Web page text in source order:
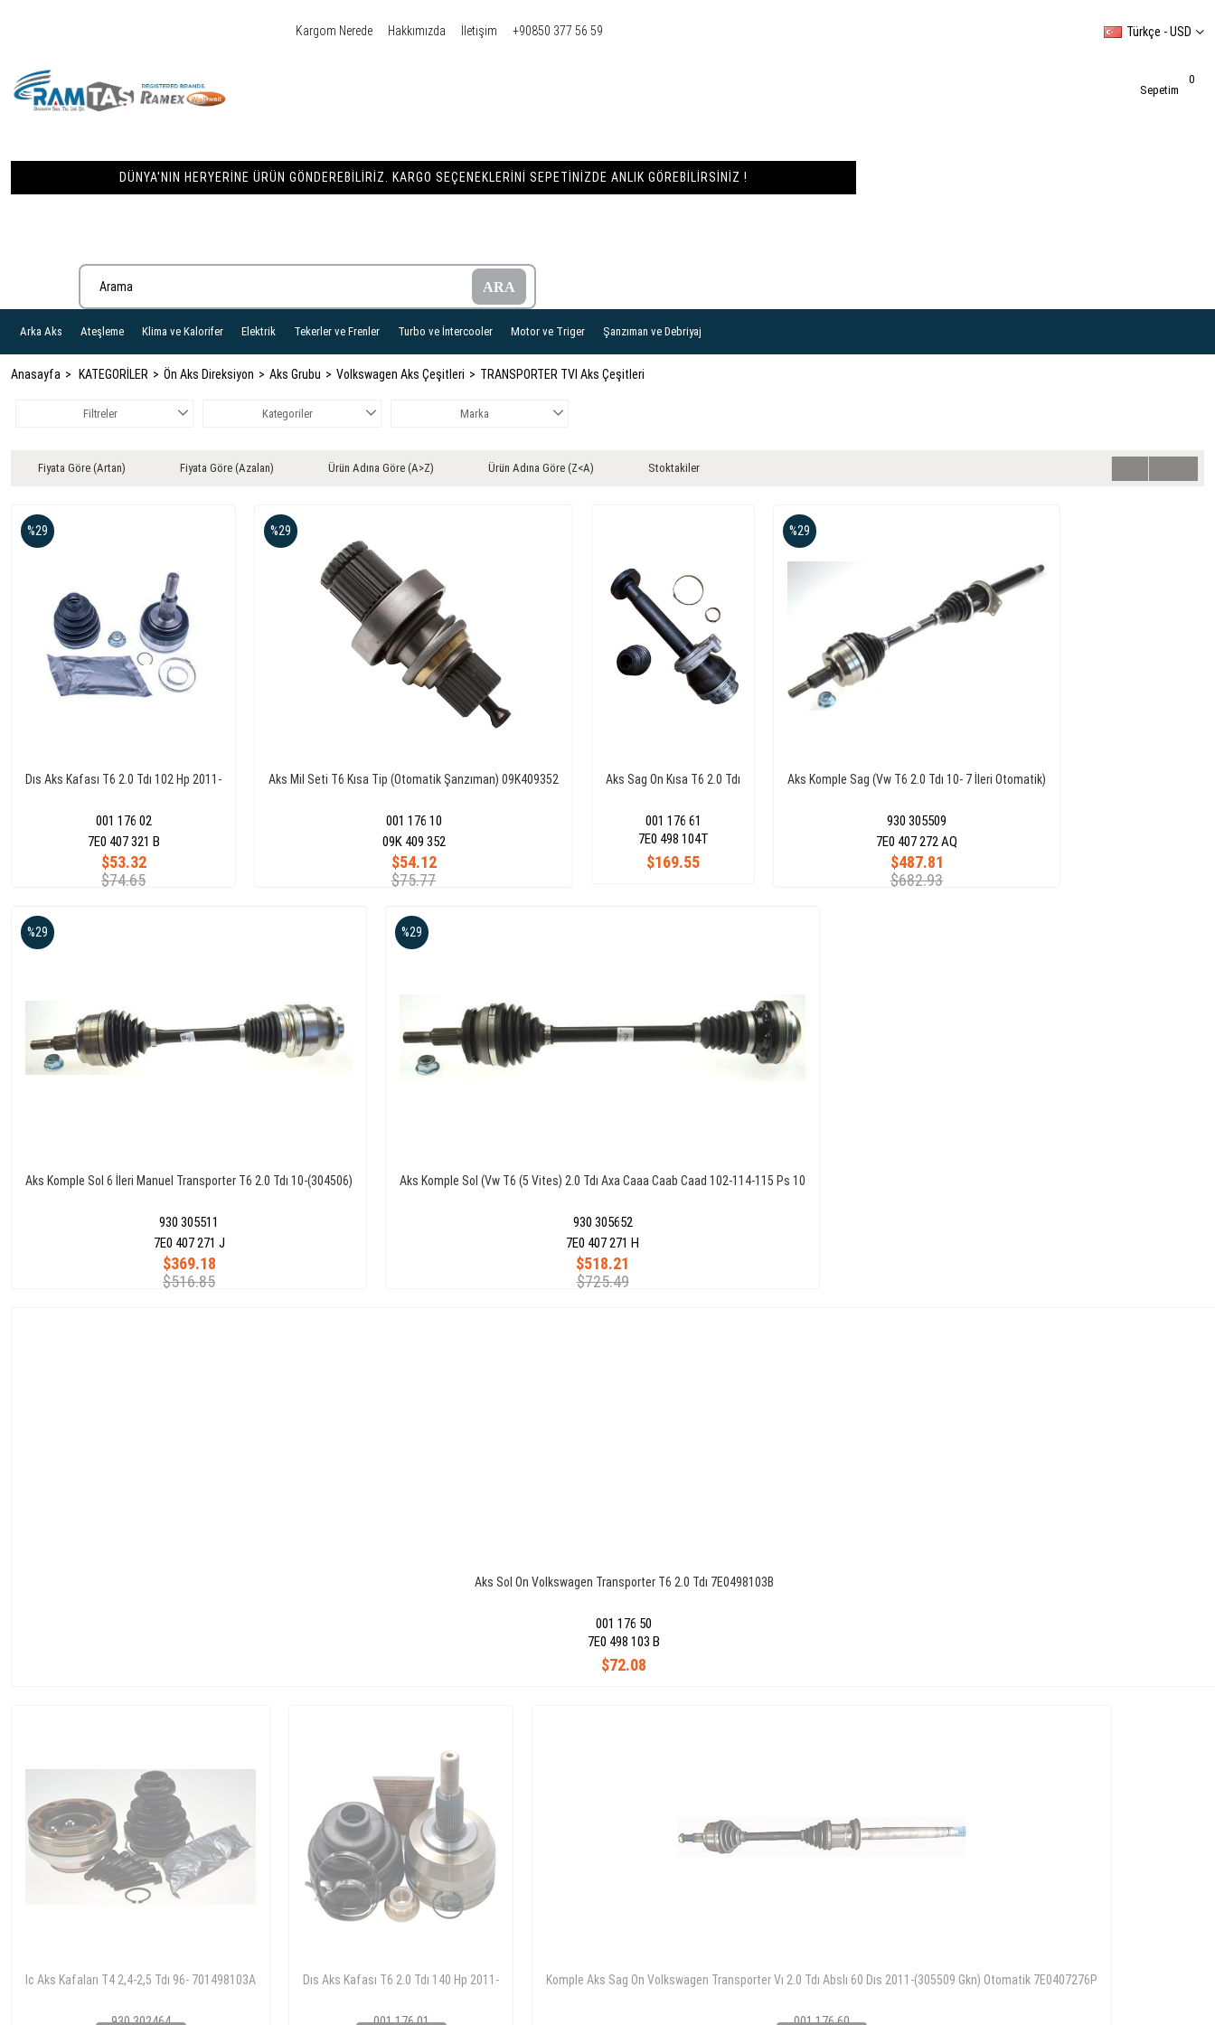
Kargom Nerede Hakkımızda İletişim +90850 377 56 59
DÜNYA'NIN HERYERINE ÜRÜN GÖNDEREBILIRIZ. KARGO SEÇENEKLERINI SEPETINIZDE ANLIK GÖREBILIRSINIZ !
Türkçe - USD
Sepetim
0
Arka Aks Ateşleme Klima ve Kalorifer Elektrik Tekerler ve Frenler Turbo ve İntercooler Motor ve Triger Şanzıman ve Debriyaj
Anasayfa KATEGORİLER Ön Aks Direksiyon Aks Grubu Volkswagen Aks Çeşitleri TRANSPORTER TVI Aks Çeşitleri
Filtreler Kategoriler Marka
Fiyata Göre (Artan) Fiyata Göre (Azalan) Ürün Adına Göre (A>Z) Ürün Adına Göre (Z<A) Stoktakiler
Dıs Aks Kafası T6 2.0 Tdı 102 Hp 2011-
001 176 02
$53.32
$74.65
%29
7E0 407 321 B
Aks Mil Seti T6 Kısa Tip (Otomatik Şanzıman) 09K409352
001 176 10
$54.12
$75.77
%29
09K 409 352
Aks Sag On Kısa T6 2.0 Tdı
001 176 61
$169.55
7E0 498 104T
Aks Komple Sag (Vw T6 2.0 Tdı 10- 7 İleri Otomatik)
930 305509
$487.81
$682.93
%29
7E0 407 272 AQ
Aks Komple Sol 6 İleri Manuel Transporter T6 2.0 Tdı 10-(304506)
930 305511
$369.18
$516.85
%29
7E0 407 271 J
Aks Komple Sol (Vw T6 (5 Vites) 2.0 Tdı Axa Caaa Caab Caad 102-114-115 Ps 10
930 305652
$518.21
$725.49
%29
7E0 407 271 H
Aks Sol On Volkswagen Transporter T6 2.0 Tdı 7E0498103B
001 176 50
$72.08
7E0 498 103 B
Ic Aks Kafaları T4 2,4-2,5 Tdı 96- 701498103A
930 302464
Dıs Aks Kafası T6 2.0 Tdı 140 Hp 2011-
001 176 01
Komple Aks Sag On Volkswagen Transporter Vı 2.0 Tdı Abslı 60 Dıs 2011-(305509 Gkn) Otomatik 7E0407276P
001 176 60